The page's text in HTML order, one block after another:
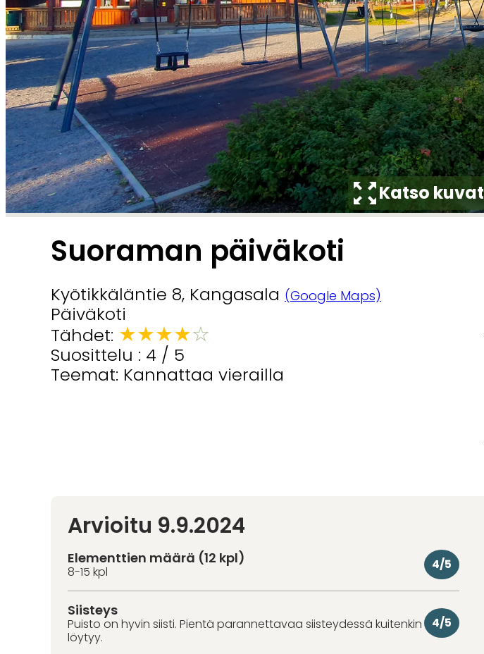
Katso kuvat
Suoraman päiväkoti
Kyötikkäläntie 8, Kangasala (Google Maps)
Päiväkoti
Tähdet: ★★★★☆
Suosittelu : 4 / 5
Teemat: Kannattaa vierailla
Arvioitu 9.9.2024
Elementtien määrä (12 kpl)
8-15 kpl 4/5
Siisteys
Puisto on hyvin siisti. Pientä parannettavaa siisteydessä kuitenkin
löytyy.
4/5